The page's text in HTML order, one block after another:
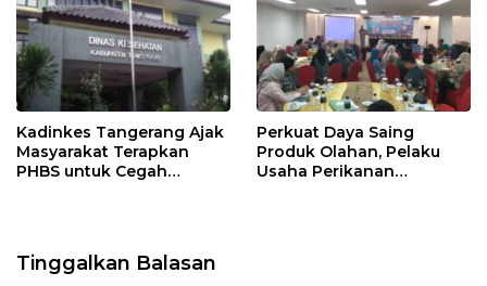
Kadinkes Tangerang Ajak
Masyarakat Terapkan
PHBS untuk Cegah
Perkuat Daya Saing
Produk Olahan, Pelaku
Usaha Perikanan
Tinggalkan Balasan